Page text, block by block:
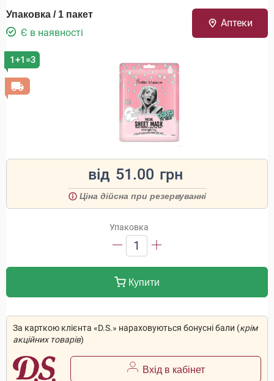
Упаковка / 1 пакет
Є в наявності
Аптеки
1+1=3
від 51.00 грн
Ціна дійсна при резервуванні
Упаковка
1
Купити
За карткою клієнта «D.S.» нараховуються бонусні бали (крім
акційних товарів)
Вхід в кабінет